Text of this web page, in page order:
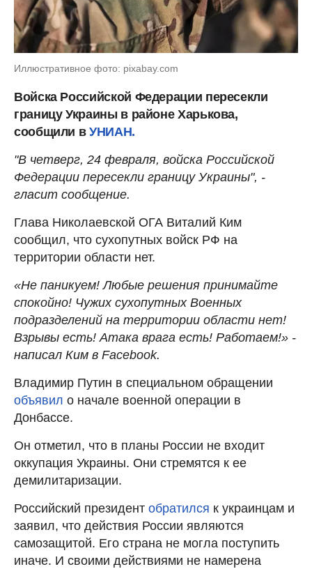
Иллюстративное фото: pixabay.com
Войска Российской Федерации пересекли
границу Украины в районе Харькова,
сообщили вУНИАН.
"В четверг, 24 февраля, войска Российской
Федерации пересекли границу Украины", -
гласит сообщение.
Глава Николаевской ОГА Виталий Ким
сообщил, что сухопутных войск РФ на
территории области нет.
«Не паникуем! Любые решения принимайте
спокойно! Чужих сухопутных Военных
подразделений на территории области нет!
Взрывы есть! Атака врага есть! Работаем!» -
написал Ким в Facebook.
Владимир Путин в специальном обращении
объявил о начале военной операции в
Донбассе.
Он отметил, что в планы России не входит
оккупация Украины. Они стремятся к ее
демилитаризации.
Российский президент обратился к украинцам и
заявил, что действия России являются
самозащитой. Его страна не могла поступить
иначе. И своими действиями не намерена